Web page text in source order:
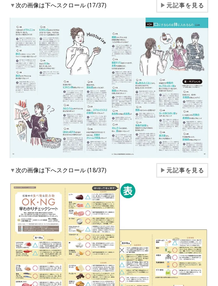
▼次の画像は下へスクロール (17/37) ▶元記事を見る
▼次の画像は下へスクロール (18/37) ▶元記事を見る